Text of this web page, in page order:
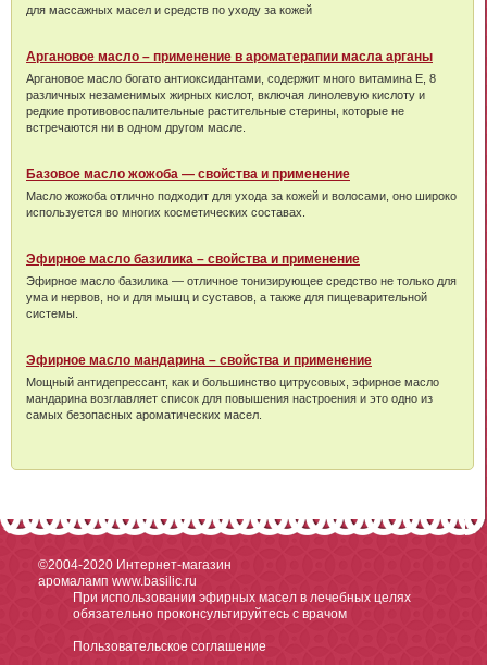
для массажных масел и средств по уходу за кожей
Аргановое масло – применение в ароматерапии масла арганы
Аргановое масло богато антиоксидантами, содержит много витамина Е, 8
различных незаменимых жирных кислот, включая линолевую кислоту и
редкие противовоспалительные растительные стерины, которые не
встречаются ни в одном другом масле.
Базовое масло жожоба — свойства и применение
Масло жожоба отлично подходит для ухода за кожей и волосами, оно широко
используется во многих косметических составах.
Эфирное масло базилика – свойства и применение
Эфирное масло базилика — отличное тонизирующее средство не только для
ума и нервов, но и для мышц и суставов, а также для пищеварительной
системы.
Эфирное масло мандарина – свойства и применение
Мощный антидепрессант, как и большинство цитрусовых, эфирное масло
мандарина возглавляет список для повышения настроения и это одно из
самых безопасных ароматических масел.
©2004-2020 Интернет-магазин
аромаламп www.basilic.ru
При использовании эфирных масел в лечебных целях
обязательно проконсультируйтесь с врачом
Пользовательское соглашение